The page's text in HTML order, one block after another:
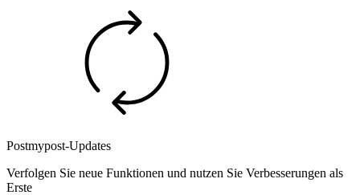
Postmypost-Updates
Verfolgen Sie neue Funktionen und nutzen Sie Verbesserungen als
Erste